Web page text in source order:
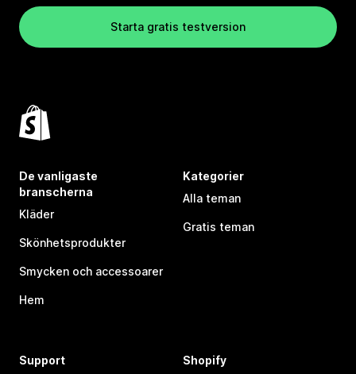
Starta gratis testversion
De vanligaste
branscherna
Kläder
Skönhetsprodukter
Smycken och accessoarer
Hem
Kategorier
Alla teman
Gratis teman
Support
Shopify